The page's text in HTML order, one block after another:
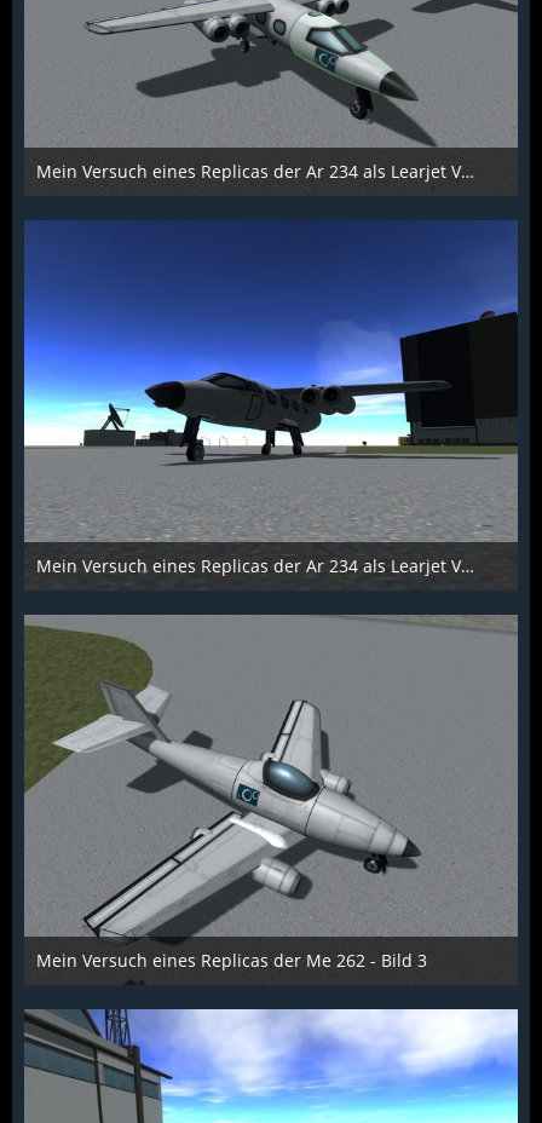
Mein Versuch eines Replicas der Ar 234 als Learjet Variante - Bild 2
Scarabaeus
1. Dezember 2015
1.164
0 0
Mein Versuch eines Replicas der Ar 234 als Learjet Variante - Bild 1
Scarabaeus
1. Dezember 2015
1.040
0 0
Mein Versuch eines Replicas der Me 262 - Bild 3
Scarabaeus
1. Dezember 2015
1.104
1 0